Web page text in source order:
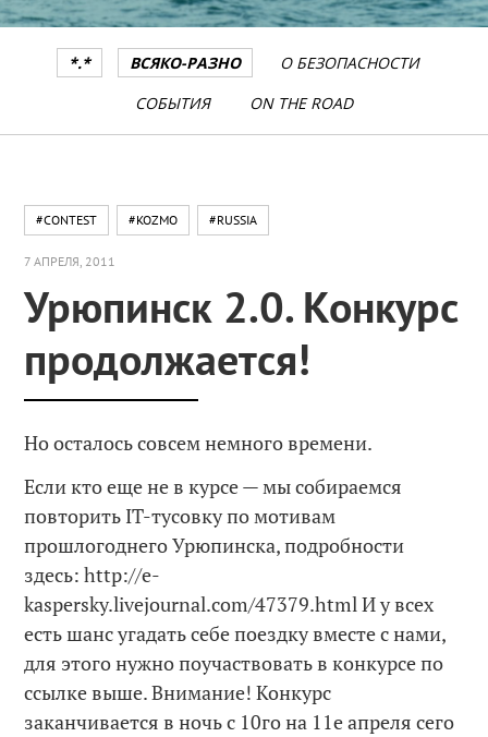
*.* ВСЯКО-РАЗНО
О БЕЗОПАСНОСТИ
СОБЫТИЯ
ON THE ROAD
#CONTEST #KOZMO #RUSSIA
7 АПРЕЛЯ, 2011
Урюпинск 2.0. Конкурс
продолжается!
Но осталось совсем немного времени.
Если кто еще не в курсе — мы собираемся
повторить IT-тусовку по мотивам
прошлогоднего Урюпинска, подробности
здесь: http://e-
kaspersky.livejournal.com/47379.html И у всех
есть шанс угадать себе поездку вместе с нами,
для этого нужно поучаствовать в конкурсе по
ссылке выше. Внимание! Конкурс
заканчивается в ночь с 10го на 11е апреля сего